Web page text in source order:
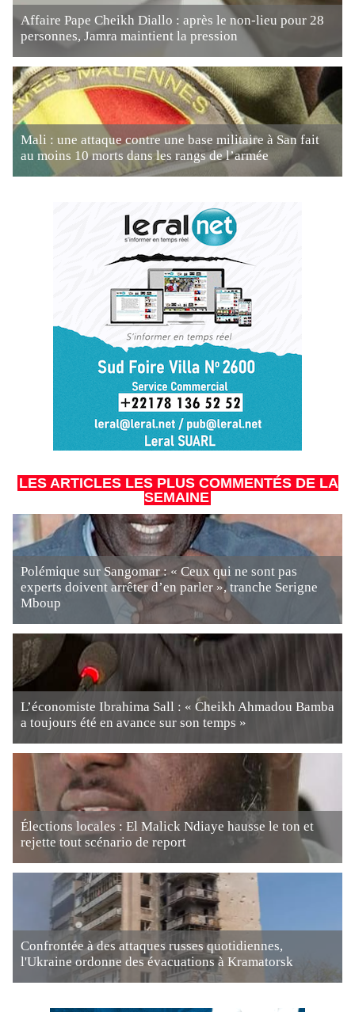
Affaire Pape Cheikh Diallo : après le non-lieu pour 28
personnes, Jamra maintient la pression
Mali : une attaque contre une base militaire à San fait
au moins 10 morts dans les rangs de l’armée
LES ARTICLES LES PLUS COMMENTÉS DE LA
SEMAINE
Polémique sur Sangomar : « Ceux qui ne sont pas
experts doivent arrêter d’en parler », tranche Serigne
Mboup
L’économiste Ibrahima Sall : « Cheikh Ahmadou Bamba
a toujours été en avance sur son temps »
Élections locales : El Malick Ndiaye hausse le ton et
rejette tout scénario de report
Confrontée à des attaques russes quotidiennes,
l'Ukraine ordonne des évacuations à Kramatorsk